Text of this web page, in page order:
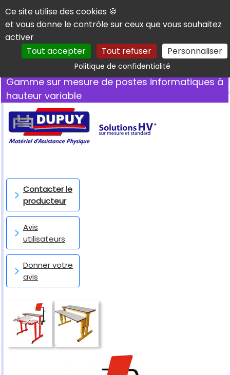
Panneau de gestion des cookies
Ce site utilise des cookies 🍪
et vous donne le contrôle sur ceux que vous souhaitez
activer
Tout accepter
Tout refuser Personnaliser
Politique de confidentialitéRechercher
Gamme sur mesure de postes informatiques à
hauteur variable
Contacter le
producteur
Avis
utilisateurs
Donner votre
avis